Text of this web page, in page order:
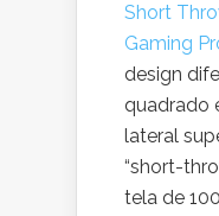
Short
Gaming
design
quadrado
lateral
“short-
tela de